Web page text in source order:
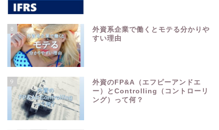
8
外資系企業で働くとモテる分かりや
すい理由
9
外資のFP&A（エフピーアンドエ
ー）とControlling（コントローリ
ング）って何？